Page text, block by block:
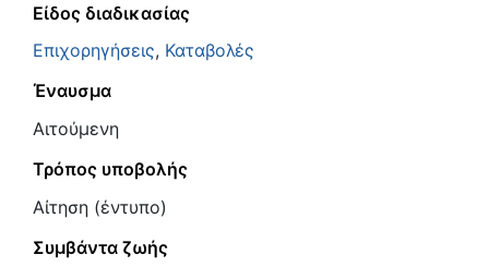
Είδος διαδικασίας
Επιχορηγήσεις, Καταβολές
Έναυσμα
Αιτούμενη
Τρόπος υποβολής
Αίτηση (έντυπο)
Συμβάντα ζωής